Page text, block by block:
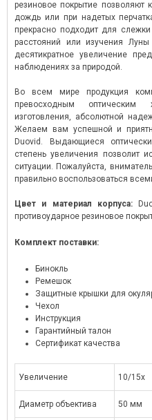
резиновое покрытие позволяют
дождь или при надетых
прекрасно подходит для
расстояний или изучения
десятикратное увеличение
наблюдениях за природой.
Во всем мире продукция
превосходным оптическим
изготовления, абсолютной
Желаем вам успешной и
Duovid. Выдающиеся
степень увеличения позволит
ситуации. Пожалуйста,
правильно воспользоваться
Цвет и материал корпуса:
противоударное резиновое
Комплект поставки:
Бинокль
Ремешок
Защитные крышки для
Чехол
Инструкция
Гарантийный талон
Сертификат качества
Увеличение 10/15х
Диаметр объектива 50 мм